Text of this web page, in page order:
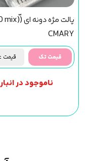
CMARY
قیمت تک قیمت عمده
ناموجود در انبار